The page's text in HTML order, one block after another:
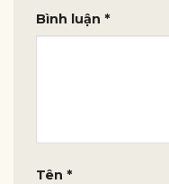
Bình luận *
Tên *